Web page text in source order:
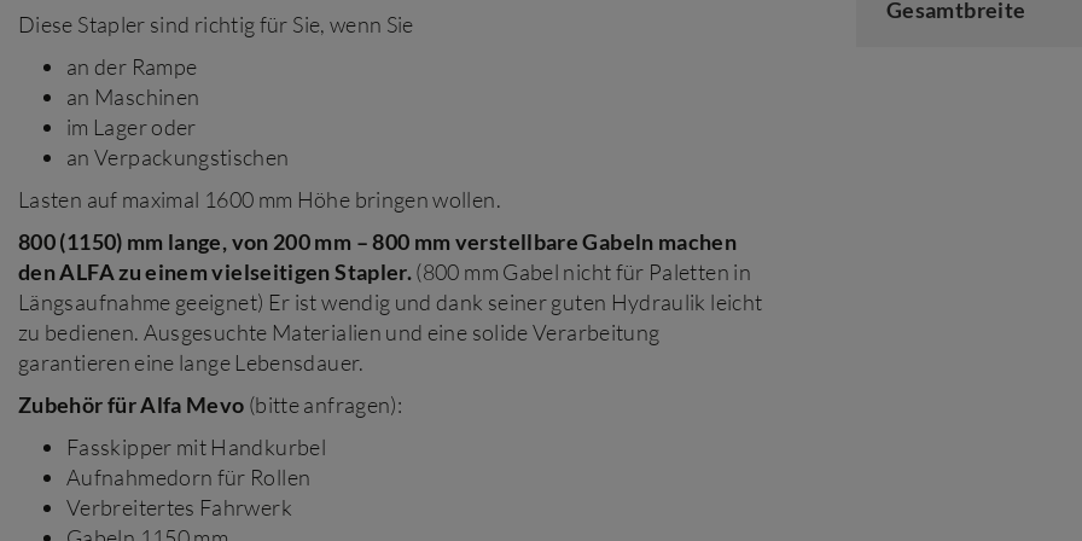
Diese Stapler sind richtig für Sie, wenn Sie
an der Rampe
an Maschinen
im Lager oder
an Verpackungstischen
Lasten auf maximal 1600 mm Höhe bringen wollen.
800 (1150) mm lange, von 200 mm – 800 mm verstellbare Gabeln machen
den ALFA zu einem vielseitigen Stapler.(800 mm Gabel nicht für Paletten in
Längsaufnahme geeignet) Er ist wendig und dank seiner guten Hydraulik leicht
zu bedienen. Ausgesuchte Materialien und eine solide Verarbeitung
garantieren eine lange Lebensdauer.
Zubehör für Alfa Mevo (bitte anfragen):
Fasskipper mit Handkurbel
Aufnahmedorn für Rollen
Verbreitertes Fahrwerk
Gesamtbreite